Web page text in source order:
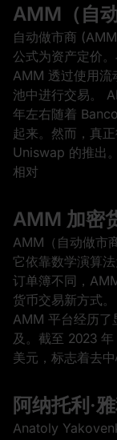
AMM（自
自动做市商
公式为资产定价
AMM 透过使用流
池中进行交易。
年左右随着
起来。然而，真
Uniswap 的推出
相对
AMM 加密
AMM（自动做市
它依靠数学演算
订单簿不同，
货币交易新方式
AMM 平台经历了
及。截至 2023
美元，标志着去
阿纳托利·
Anatoly